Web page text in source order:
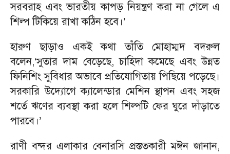
সরবরাহ এবং ভারতীয় কাপড় নিয়ন্ত্রণ করা না গেলে এ
শিল্প টিকিয়ে রাখা কঠিন হবে।’
হারুণ ছাড়াও একই কথা তাঁতি মোহাম্মদ বদরুল
বলেন,‘সুতার দাম বেড়েছে, চাহিদা কমেছে এবং উন্নত
ফিনিশিং সুবিধার অভাবে প্রতিযোগিতায় পিছিয়ে পড়েছে।
সরকারি উদ্যোগে ক্যালেন্ডার মেশিন স্থাপন এবং সহজ
শর্তে ঋণের ব্যবস্থা করা হলে শিল্পটি ফের ঘুরে দাঁড়াতে
পারবে।’
রাণী বন্দর এলাকার বেনারসি প্রস্ততকারী মঈন জানান,